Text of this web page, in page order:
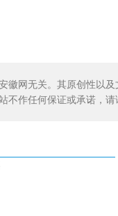
徽网无关。其原创性以
不作任何保证或承诺，